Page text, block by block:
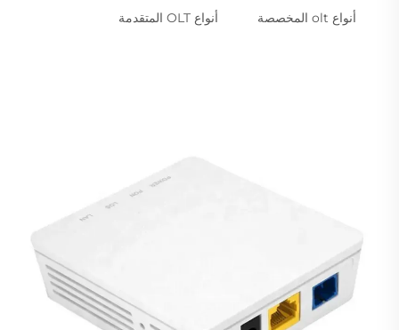
أنواع olt المخصصة أنواع OLT المتقدمة